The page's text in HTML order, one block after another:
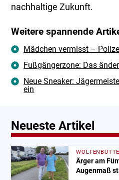
nachhaltige Zukunft.
Weitere spannende
Mädchen vermisst –
Fußgängerzone: Das
Neue Sneaker:
ein
Neueste Artikel
Ärger am
Augenmaß